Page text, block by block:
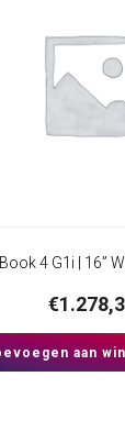
€
aan